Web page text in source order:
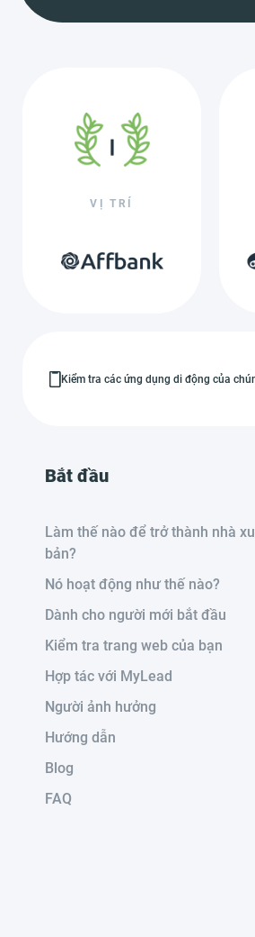
VỊ TRÍ
Kiểm tra các ứng dụng di động của
Bắt đầu
Làm thế nào để trở thành nhà
bản?
Nó hoạt động như thế nào?
Dành cho người mới bắt đầu
Kiểm tra trang web của bạn
Hợp tác với MyLead
Người ảnh hưởng
Hướng dẫn
Blog
FAQ